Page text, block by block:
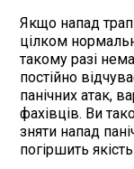
Якщо напад
цілком
такому разі
постійно
панічних атак,
фахівців. Ви
зняти напад
погіршить